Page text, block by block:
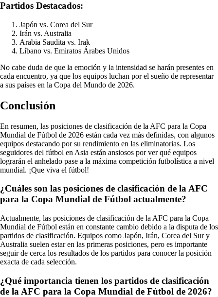
Partidos Destacados:
Japón vs. Corea del Sur
Irán vs. Australia
Arabia Saudita vs. Irak
Líbano vs. Emiratos Árabes Unidos
No cabe duda de que la emoción y la intensidad se harán presentes en
cada encuentro, ya que los equipos luchan por el sueño de representar
a sus países en la Copa del Mundo de 2026.
Conclusión
En resumen, las posiciones de clasificación de la AFC para la Copa
Mundial de Fútbol de 2026 están cada vez más definidas, con algunos
equipos destacando por su rendimiento en las eliminatorias. Los
seguidores del fútbol en Asia están ansiosos por ver qué equipos
lograrán el anhelado pase a la máxima competición futbolística a nivel
mundial. ¡Que viva el fútbol!
¿Cuáles son las posiciones de clasificación de la AFC
para la Copa Mundial de Fútbol actualmente?
Actualmente, las posiciones de clasificación de la AFC para la Copa
Mundial de Fútbol están en constante cambio debido a la disputa de los
partidos de clasificación. Equipos como Japón, Irán, Corea del Sur y
Australia suelen estar en las primeras posiciones, pero es importante
seguir de cerca los resultados de los partidos para conocer la posición
exacta de cada selección.
¿Qué importancia tienen los partidos de clasificación
de la AFC para la Copa Mundial de Fútbol de 2026?